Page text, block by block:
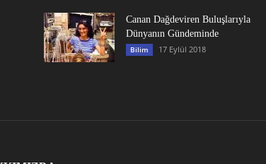
Canan Dağdeviren Buluşlarıyla
Dünyanın Gündeminde
Bilim 17 Eylül 2018